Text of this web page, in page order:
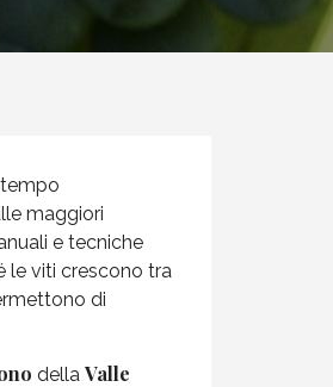
maggiori
e tecniche
le viti crescono tra
di
della Valle